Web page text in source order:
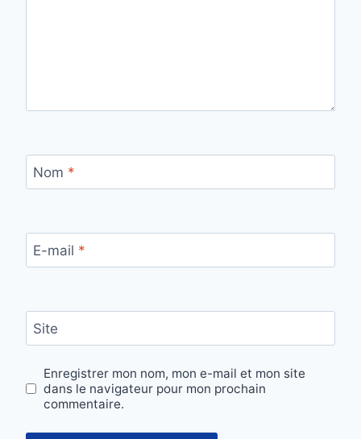
Nom *
E-mail *
Site
Enregistrer mon nom, mon e-mail et mon site
dans le navigateur pour mon prochain
commentaire.